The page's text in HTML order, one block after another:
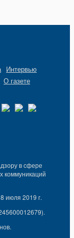
Интервью
О газете
в сфере
коммуникаций
июля 2019 г.